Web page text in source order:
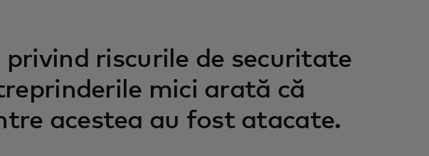
riscurile de securitate
mici arată că
acestea au fost atacate.